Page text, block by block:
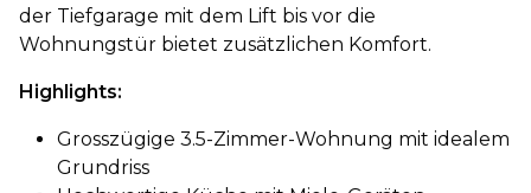
der Tiefgarage mit dem Lift bis vor die
Wohnungstür bietet zusätzlichen Komfort.
Highlights:
Grosszügige 3.5-Zimmer-Wohnung mit idealem
Grundriss